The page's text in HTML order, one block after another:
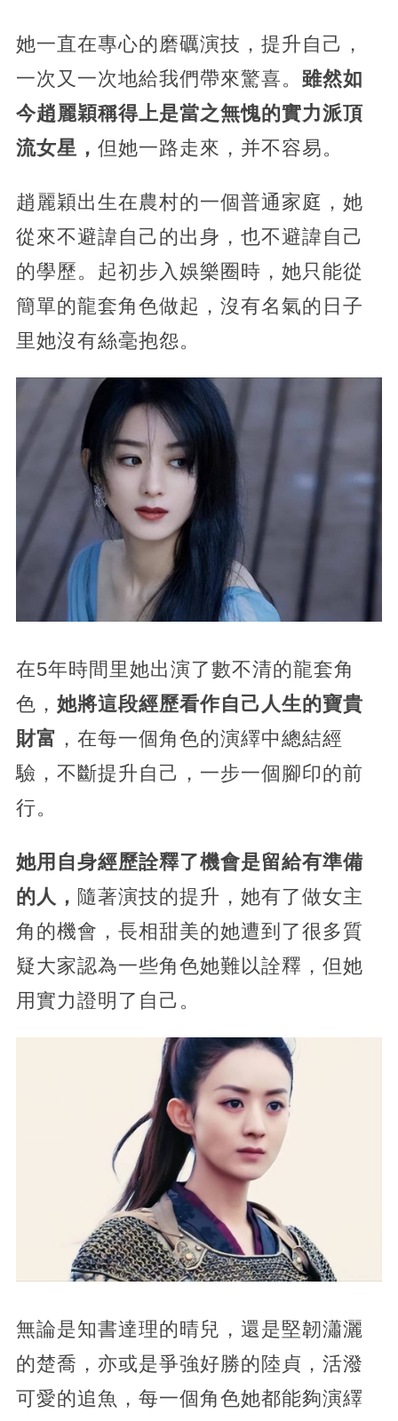
她一直在專心的磨礪演技，提升自己，
一次又一次地給我們帶來驚喜。 雖然如
今趙麗穎稱得上是當之無愧的實力派頂
流女星， 但她一路走來，并不容易。
趙麗穎出生在農村的一個普通家庭，她
從來不避諱自己的出身，也不避諱自己
的學歷。起初步入娛樂圈時，她只能從
簡單的龍套角色做起，沒有名氣的日子
里她沒有絲毫抱怨。
在5年時間里她出演了數不清的龍套角
色， 她將這段經歷看作自己人生的寶貴
財富 ，在每一個角色的演繹中總結經
驗，不斷提升自己，一步一個腳印的前
行。
她用自身經歷詮釋了機會是留給有準備
的人， 隨著演技的提升，她有了做女主
角的機會，長相甜美的她遭到了很多質
疑大家認為一些角色她難以詮釋，但她
用實力證明了自己。
無論是知書達理的晴兒，還是堅韌瀟灑
的楚喬，亦或是爭強好勝的陸貞，活潑
可愛的追魚，每一個角色她都能夠演繹